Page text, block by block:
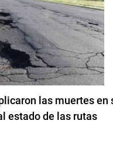
las muertes en
estado de las rutas